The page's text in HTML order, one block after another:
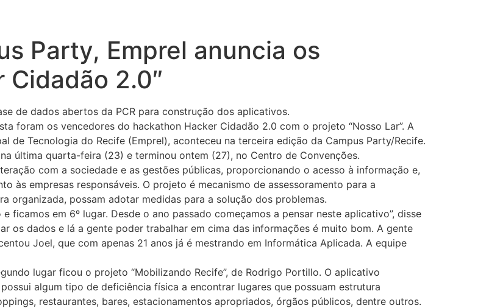
Party, Emprel anuncia os
Cidadão 2.0″
de dados abertos da PCR para construção dos aplicativos.
foram os vencedores do hackathon Hacker Cidadão 2.0 com o projeto “Nosso Lar”. A
de Tecnologia do Recife (Emprel), aconteceu na terceira edição da Campus Party/Recife.
última quarta-feira (23) e terminou ontem (27), no Centro de Convenções.
com a sociedade e as gestões públicas, proporcionando o acesso à informação e,
às empresas responsáveis. O projeto é mecanismo de assessoramento para a
organizada, possam adotar medidas para a solução dos problemas.
ficamos em 6º lugar. Desde o ano passado começamos a pensar neste aplicativo”, disse
os dados e lá a gente poder trabalhar em cima das informações é muito bom. A gente
Joel, que com apenas 21 anos já é mestrando em Informática Aplicada. A equipe
lugar ficou o projeto “Mobilizando Recife”, de Rodrigo Portillo. O aplicativo
algum tipo de deficiência física a encontrar lugares que possuam estrutura
restaurantes, bares, estacionamentos apropriados, órgãos públicos, dentre outros.